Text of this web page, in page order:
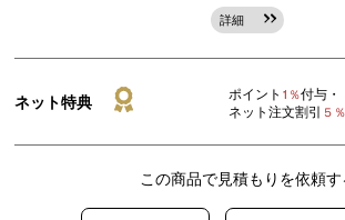
詳細
ネット特典 ポイント 1％付与・
ネット注文割引 ５
この商品で見積もりを依頼す